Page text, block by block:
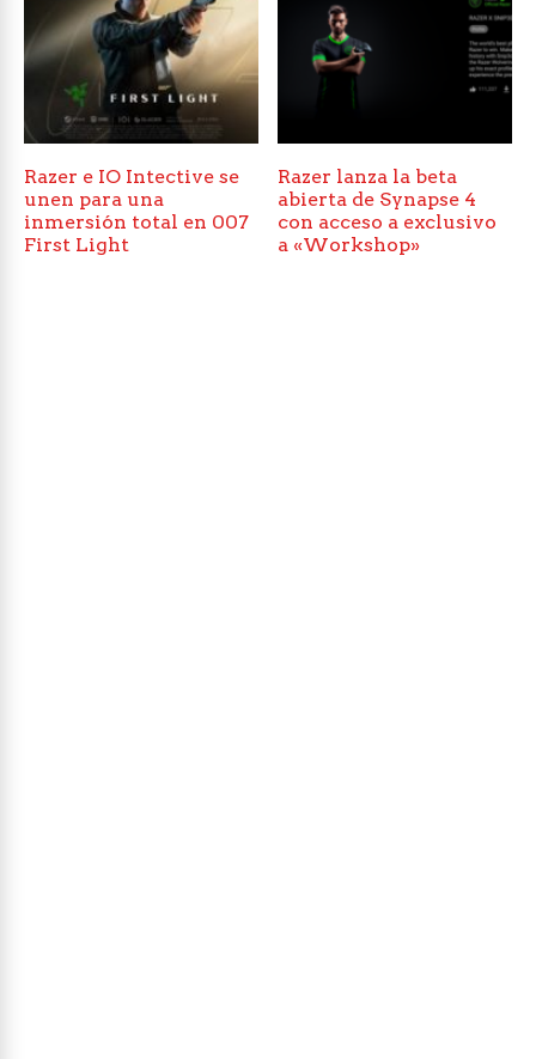
Razer e IO Intective se
unen para una
inmersión total en 007
First Light
Razer lanza la beta
abierta de Synapse 4
con acceso a exclusivo
a «Workshop»